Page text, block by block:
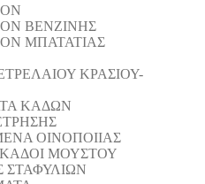
ΒΕΝΖΙΝΗΣ
ΜΠΑΤΑΤΙΑΣ
ΚΡΑΣΙΟΥ-
ΚΑΔΩΝ
ΟΙΝΟΠΟΙΙΑΣ
ΚΑΔΟΙ ΜΟΥΣΤΟΥ
ΣΤΑΦΥΛΙΩΝ